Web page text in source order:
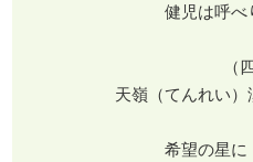
健児は呼
（
天嶺（てんれい
希望の星